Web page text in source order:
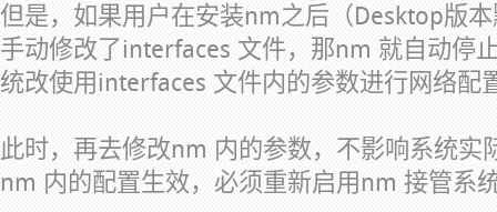
但是，如果用户在安装nm之后（Desktop版
手动修改了interfaces 文件，那nm 就自动停
统改使用interfaces 文件内的参数进行网络配
此时，再去修改nm 内的参数，不影响系统实
nm 内的配置生效，必须重新启用nm 接管系